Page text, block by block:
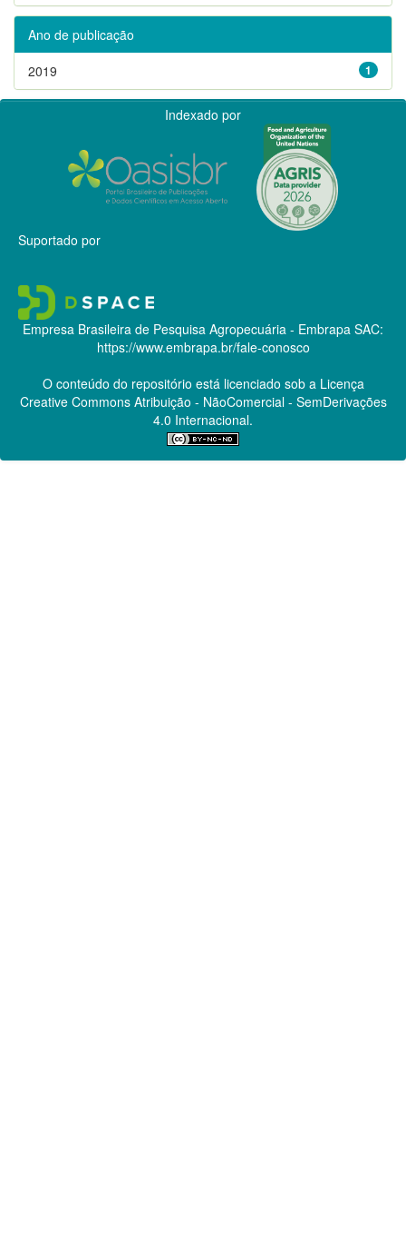
Ano de publicação
1
2019
Indexado por
Suportado por
Empresa Brasileira de Pesquisa Agropecuária - Embrapa SAC:
https://www.embrapa.br/fale-conosco
O conteúdo do repositório está licenciado sob a Licença
Creative CommonsAtribuição - NãoComercial - SemDerivações
4.0 Internacional.